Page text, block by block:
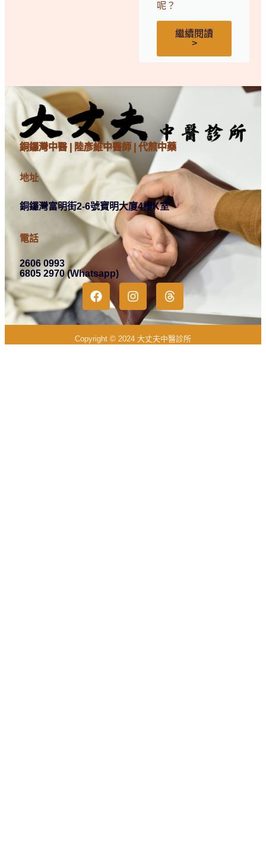
呢？
繼續閱讀
>
銅鑼灣中醫 | 陸彥維中醫師 | 代煎中藥
地址
銅鑼灣富明街2-6號寶明大廈4樓K室
電話
2606 0993
6805 2970 (Whatsapp)
Copyright © 2024 大丈夫中醫診所